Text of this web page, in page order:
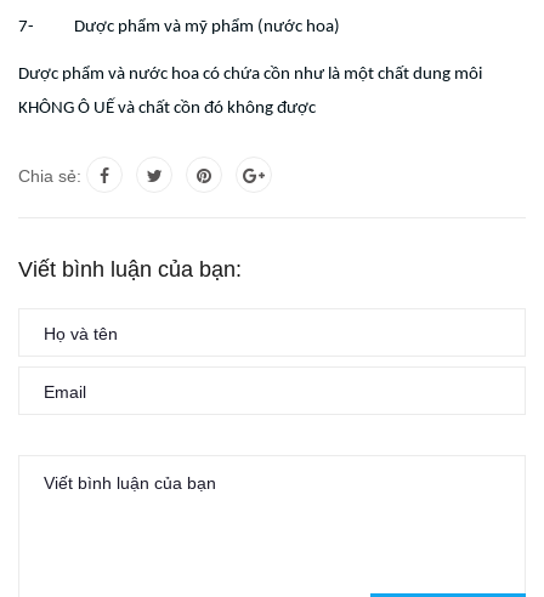
7- Dược phẩm và mỹ phẩm (nước hoa)
Dược phẩm và nước hoa có chứa cồn như là một chất dung môi
KHÔNG Ô UẾ và chất cồn đó không được
Chia sẻ:
Viết bình luận của bạn: